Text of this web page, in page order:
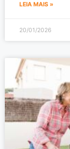
LEIA MAIS »
20/01/2026